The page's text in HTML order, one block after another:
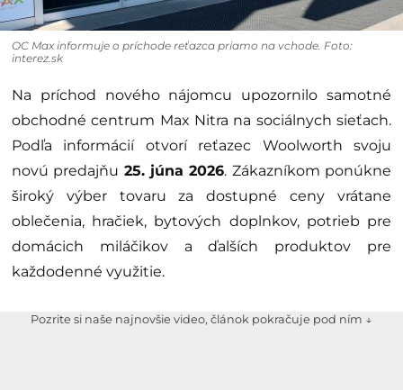
OC Max informuje o príchode reťazca priamo na vchode. Foto:
interez.sk
Na príchod nového nájomcu upozornilo samotné
obchodné centrum Max Nitra na sociálnych sieťach.
Podľa informácií otvorí reťazec Woolworth svoju
novú predajňu 25. júna 2026. Zákazníkom ponúkne
široký výber tovaru za dostupné ceny vrátane
oblečenia, hračiek, bytových doplnkov, potrieb pre
domácich miláčikov a ďalších produktov pre
každodenné využitie.
Pozrite si naše najnovšie video, článok pokračuje pod ním ↓